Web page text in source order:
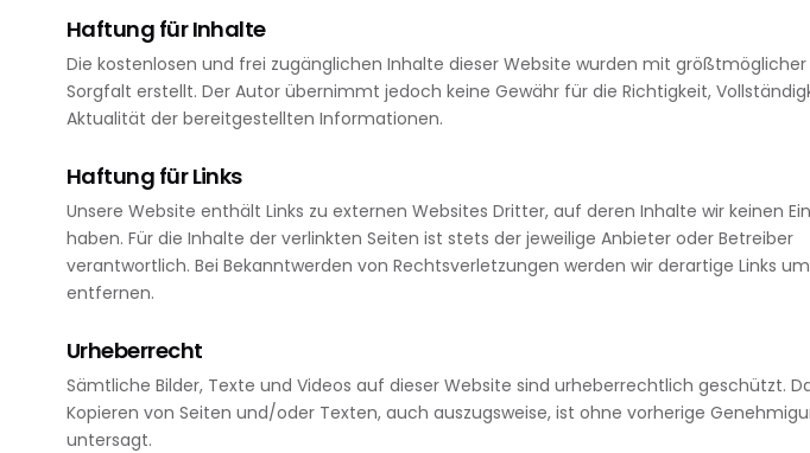
Haftung für Inhalte
Die kostenlosen und frei zugänglichen Inhalte dieser Website wurden mit größtmöglicher
Sorgfalt erstellt. Der Autor übernimmt jedoch keine Gewähr für die Richtigkeit,
Aktualität der bereitgestellten Informationen.
Haftung für Links
Unsere Website enthält Links zu externen Websites Dritter, auf deren Inhalte wir keinen
haben. Für die Inhalte der verlinkten Seiten ist stets der jeweilige Anbieter oder Betreiber
verantwortlich. Bei Bekanntwerden von Rechtsverletzungen werden wir derartige Links
entfernen.
Urheberrecht
Sämtliche Bilder, Texte und Videos auf dieser Website sind urheberrechtlich geschützt.
Kopieren von Seiten und/oder Texten, auch auszugsweise, ist ohne vorherige
untersagt.